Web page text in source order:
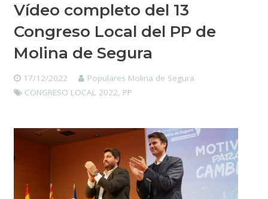
Vídeo completo del 13
Congreso Local del PP de
Molina de Segura
17/12/2022
Populares Molina de Segura
CONGRESO LOCAL 2022, PP